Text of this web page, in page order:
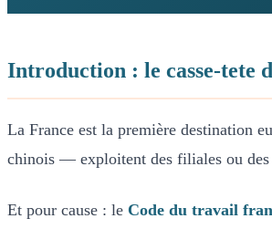
Introduction : le casse-tete
La France est la première destination
chinois — exploitent des filiales ou des
Et pour cause : le Code du travail